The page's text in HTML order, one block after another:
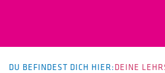
DU BEFINDEST DICH HIER:DEINE